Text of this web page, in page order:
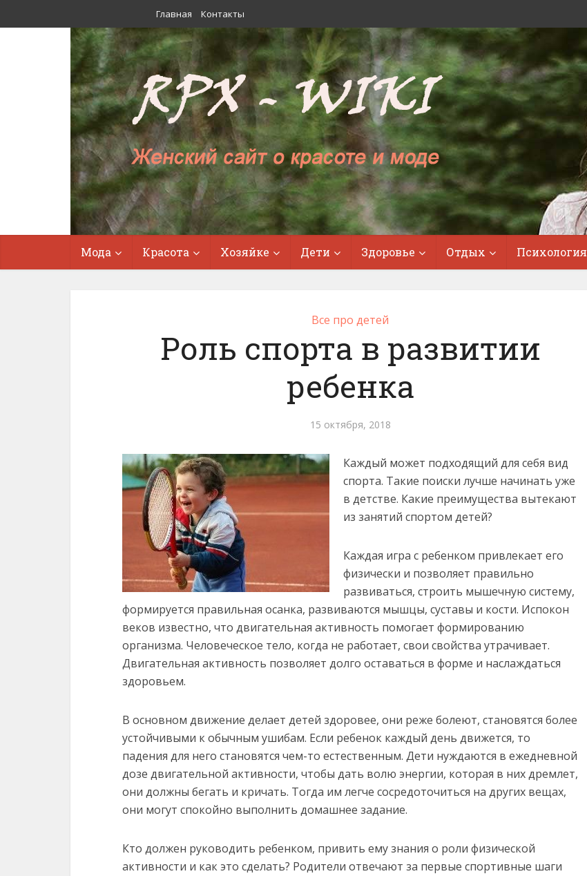
Главная Контакты
Мода Красота Хозяйке Дети Здоровье Отдых Психология
Все про детей
Роль спорта в развитии
ребенка
15 октября, 2018
Каждый может подходящий для себя вид
спорта. Такие поиски лучше начинать уже
в детстве. Какие преимущества вытекают
из занятий спортом детей?
Каждая игра с ребенком привлекает его
физически и позволяет правильно
развиваться, строить мышечную систему,
формируется правильная осанка, развиваются мышцы, суставы и кости. Испокон
веков известно, что двигательная активность помогает формированию
организма. Человеческое тело, когда не работает, свои свойства утрачивает.
Двигательная активность позволяет долго оставаться в форме и наслаждаться
здоровьем.
В основном движение делает детей здоровее, они реже болеют, становятся более
устойчивыми к обычным ушибам. Если ребенок каждый день движется, то
падения для него становятся чем-то естественным. Дети нуждаются в ежедневной
дозе двигательной активности, чтобы дать волю энергии, которая в них дремлет,
они должны бегать и кричать. Тогда им легче сосредоточиться на других вещах,
они могут спокойно выполнить домашнее задание.
Кто должен руководить ребенком, привить ему знания о роли физической
активности и как это сделать? Родители отвечают за первые спортивные шаги